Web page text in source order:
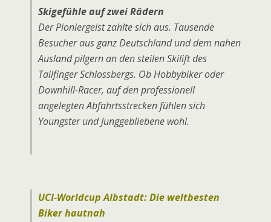
Skigefühle auf zwei Rädern
Der Pioniergeist zahlte sich aus. Tausende
Besucher aus ganz Deutschland und dem nahen
Ausland pilgern an den steilen Skilift des
Tailfinger Schlossbergs. Ob Hobbybiker oder
Downhill-Racer, auf den professionell
angelegten Abfahrtsstrecken fühlen sich
Youngster und Junggebliebene wohl.
UCI-Worldcup Albstadt: Die weltbesten
Biker hautnah